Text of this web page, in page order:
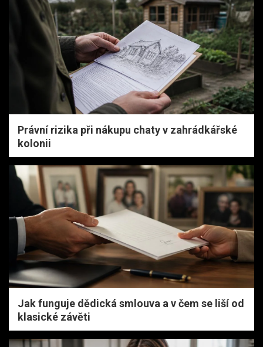
Právní rizika při nákupu chaty v zahrádkářské
kolonii
Jak funguje dědická smlouva a v čem se liší od
klasické závěti